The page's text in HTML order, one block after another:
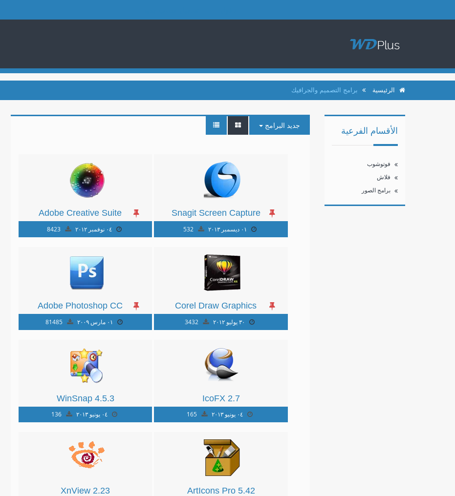
الرئيسية برامج التصميم والجرافيك
الأقسام الفرعية
فوتوشوب
فلاش
برامج الصور
جديد البرامج
Snagit Screen Capture
12.3.2
٠١ ديسمبر ٢٠١٣ 532
Adobe Creative Suite
Master Collection CS6
٠٤ نوفمبر ٢٠١٢ 8423
Corel Draw Graphics
Suite X6
٣٠ يوليو ٢٠١٢ 3432
Adobe Photoshop CC
2019
٠١ مارس ٢٠٠٩ 81485
IcoFX 2.7
٠٤ يونيو ٢٠١٣ 165
WinSnap 4.5.3
٠٤ يونيو ٢٠١٣ 136
ArtIcons Pro 5.42
XnView 2.23